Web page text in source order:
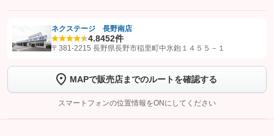
【STEP1】認証画面でグーネットを友だち追加してから「許可する」ボタンを押
トーク画面で
ボタンをタップして問い合わせを
完了してください。
こちら
ネクステージ 長野南店
4.8452件
〒381-2215 長野県長野市稲里町中氷鉋１４５５－１
MAPで販売店までのルートを確認する
スマートフォンの位置情報をONにしてください